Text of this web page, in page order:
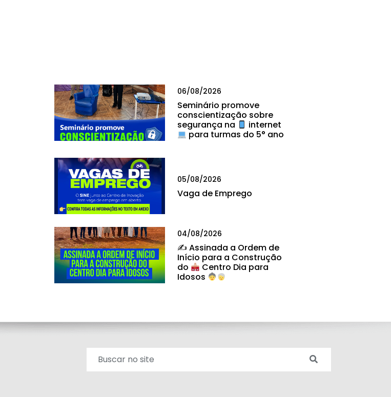
06/08/2026
Seminário promove
conscientização sobre
segurança na
internet
para turmas do 5° ano
05/08/2026
Vaga de Emprego
04/08/2026
✍ Assinada a Ordem de
Início para a Construção
do
Centro Dia para
Idosos